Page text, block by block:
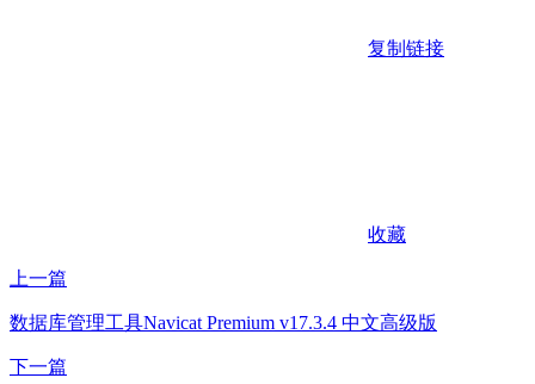
复制链接
收藏
上一篇
数据库管理工具Navicat Premium v17.3.4 中文高级版
下一篇